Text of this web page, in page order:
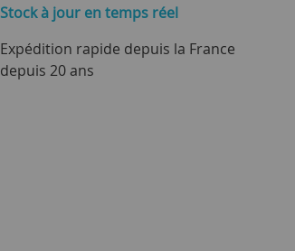
Stock à jour en temps réel
Expédition rapide depuis la France
depuis 20 ans